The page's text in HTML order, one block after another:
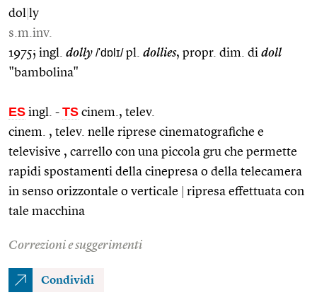
dol ly
s.m.inv.
1975; ingl. dolly /'dɒlɪ/pl. dollies, propr. dim. di doll
"bambolina"
ES ingl. - TS cinem., telev.
cinem. , telev. nelle riprese cinematografiche e
televisive , carrello con una piccola gru che permette
rapidi spostamenti della cinepresa o della telecamera
in senso orizzontale o verticale
ripresa effettuata con
tale macchina
Correzioni e suggerimenti
Condividi